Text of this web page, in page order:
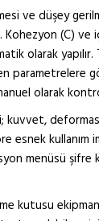
ve düşey
(C) ve
olarak
parametrelere
olarak
kuvvet,
esnek kullanım
menüsü şifre
kutusu